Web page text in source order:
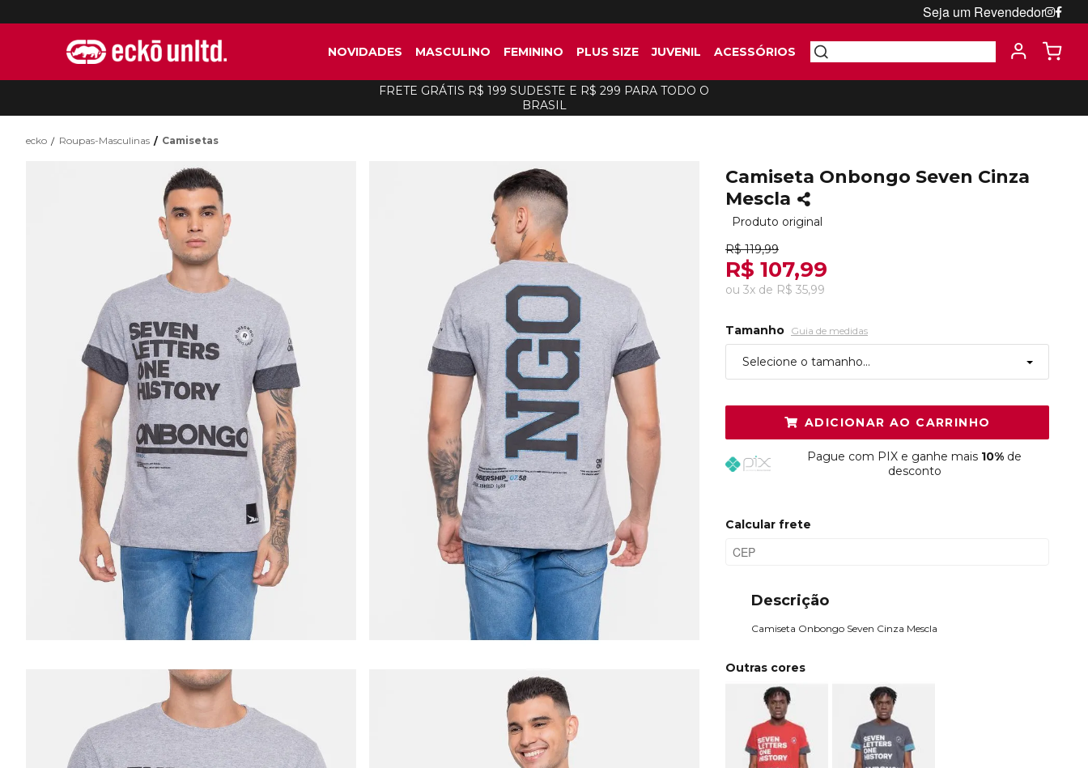
Seja um Revendedor
NOVIDADES MASCULINO FEMININO PLUS SIZE JUVENIL ACESSÓRIOS
FRETE GRÁTIS R$ 199 SUDESTE E R$ 299 PARA TODO O
BRASIL
ecko Roupas-Masculinas Camisetas
Camiseta Onbongo Seven Cinza
Mescla
Produto original
R$ 119,99
R$ 107,99
ou 3x de R$ 35,99
Tamanho Guia de medidas
Selecione o tamanho...
Resta 1 item
G Esgotado
ADICIONAR AO CARRINHO
Pague com PIX e ganhe mais 10% de
desconto
Calcular frete
Descrição
Camiseta Onbongo Seven Cinza Mescla
Outras cores